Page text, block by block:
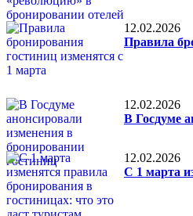
12.02.2026
Правила
12.02.2026
В Госдуме
12.02.2026
С 1 марта